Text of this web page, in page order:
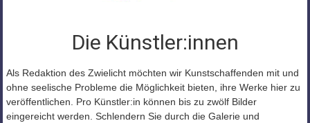
Die Künstler:innen
Als Redaktion des Zwielicht möchten wir Kunstschaffenden mit und
ohne seelische Probleme die Möglichkeit bieten, ihre Werke hier zu
veröffentlichen. Pro Künstler:in können bis zu zwölf Bilder
eingereicht werden. Schlendern Sie durch die Galerie und